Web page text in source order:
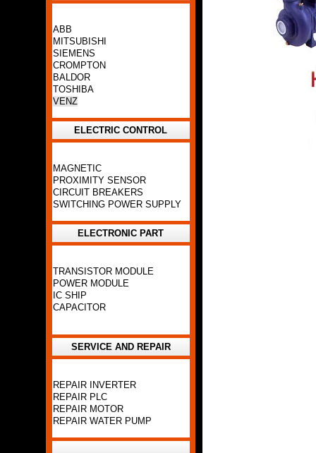
ABB
MITSUBISHI
SIEMENS
CROMPTON
BALDOR
TOSHIBA
VENZ
ELECTRIC CONTROL
MAGNETIC
PROXIMITY SENSOR
CIRCUIT BREAKERS
SWITCHING POWER SUPPLY
ELECTRONIC PART
TRANSISTOR MODULE
POWER MODULE
IC SHIP
CAPACITOR
SERVICE AND REPAIR
REPAIR INVERTER
REPAIR PLC
REPAIR MOTOR
REPAIR WATER PUMP